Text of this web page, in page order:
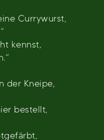
Currywurst,
kennst,
der Kneipe,
bestellt,